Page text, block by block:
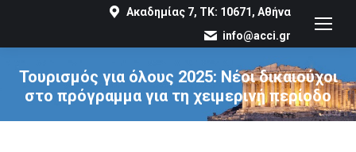
Ακαδημίας 7, ΤΚ: 10671, Αθήνα
info@acci.gr
Τουρισμός για όλους 2025: Νέοι δικαιούχοι
στο πρόγραμμα για τη χειμερινή περίοδο
You are here: